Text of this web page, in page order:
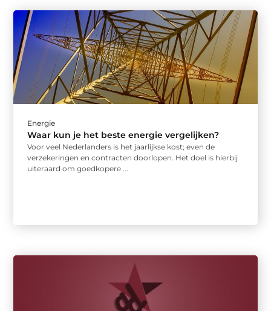
Energie
Waar kun je het beste energie vergelijken?
Voor veel Nederlanders is het jaarlijkse kost; even de
verzekeringen en contracten doorlopen. Het doel is hierbij
uiteraard om goedkopere ...